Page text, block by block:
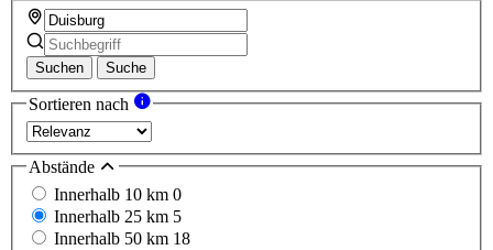
Suchen Suche
Sortieren nach
Abstände
Innerhalb 10 km 0
Innerhalb 25 km 5
Innerhalb 50 km 18